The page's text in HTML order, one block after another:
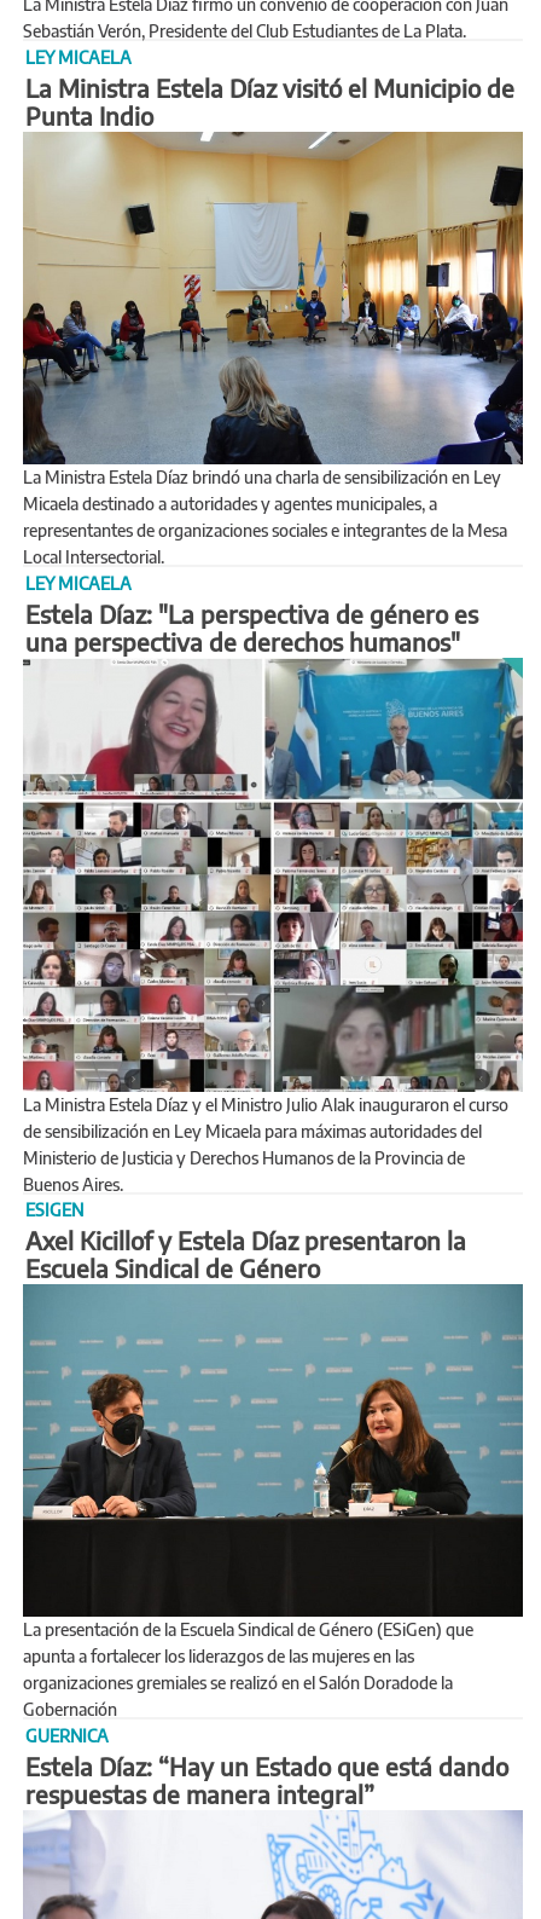
La Ministra Estela Díaz firmó un convenio de cooperación con Juan
Sebastián Verón, Presidente del Club Estudiantes de La Plata.
LEY MICAELA
La Ministra Estela Díaz visitó el Municipio de
Punta Indio
La Ministra Estela Díaz brindó una charla de sensibilización en Ley
Micaela destinado a autoridades y agentes municipales, a
representantes de organizaciones sociales e integrantes de la Mesa
Local Intersectorial.
LEY MICAELA
Estela Díaz: "La perspectiva de género es
una perspectiva de derechos humanos"
La Ministra Estela Díaz y el Ministro Julio Alak inauguraron el curso
de sensibilización en Ley Micaela para máximas autoridades del
Ministerio de Justicia y Derechos Humanos de la Provincia de
Buenos Aires.
ESIGEN
Axel Kicillof y Estela Díaz presentaron la
Escuela Sindical de Género
La presentación de la Escuela Sindical de Género (ESiGen) que
apunta a fortalecer los liderazgos de las mujeres en las
organizaciones gremiales se realizó en el Salón Doradode la
Gobernación
GUERNICA
Estela Díaz: “Hay un Estado que está dando
respuestas de manera integral”